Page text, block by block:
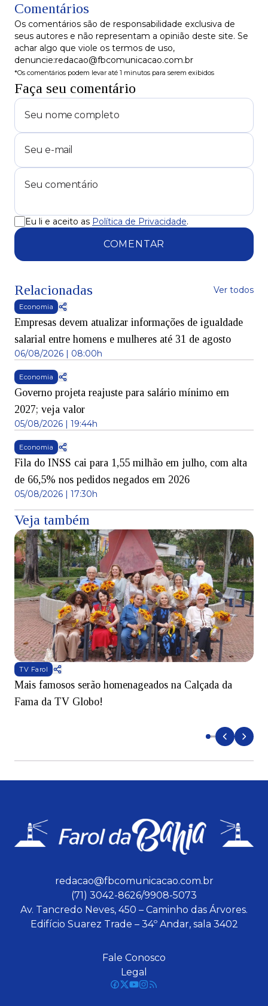
manter consumo em alta, diz diretor da
Abic
Comentários
Os comentários são de responsabilidade exclusiva de
seus autores e não representam a opinião deste site. Se
achar algo que viole os termos de uso,
denuncie:redacao@fbcomunicacao.com.br
*Os comentários podem levar até 1 minutos para serem exibidos
Faça seu comentário
Eu li e aceito as Política de Privacidade.
COMENTAR
Relacionadas Ver todos
Economia
Empresas devem atualizar informações de igualdade
salarial entre homens e mulheres até 31 de agosto
06/08/2026 | 08:00h
Economia
Governo projeta reajuste para salário mínimo em
2027; veja valor
05/08/2026 | 19:44h
Economia
Fila do INSS cai para 1,55 milhão em julho, com alta
de 66,5% nos pedidos negados em 2026
05/08/2026 | 17:30h
Veja também
TV Farol
Mais famosos serão homenageados na Calçada da
Fama da TV Globo!
redacao@fbcomunicacao.com.br
(71) 3042-8626/9908-5073
Av. Tancredo Neves, 450 – Caminho das Árvores.
Edifício Suarez Trade – 34º Andar, sala 3402
Fale Conosco
Legal